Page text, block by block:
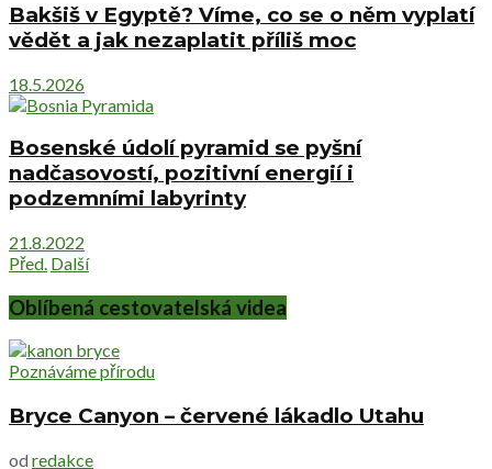
Bakšiš v Egyptě? Víme, co se o něm vyplatí
vědět a jak nezaplatit příliš moc
18.5.2026
Bosenské údolí pyramid se pyšní
nadčasovostí, pozitivní energií i
podzemními labyrinty
21.8.2022
Před. Další
Oblíbená cestovatelská videa
Poznáváme přírodu
Bryce Canyon – červené lákadlo Utahu
od redakce